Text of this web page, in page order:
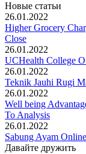
Новые статьи
26.01.2022
Higher Grocery
Close
26.01.2022
UCHealth College
26.01.2022
Teknik Jauhi Rugi
26.01.2022
Well being
To Analysis
26.01.2022
Sabung Ayam
Давайте дружить